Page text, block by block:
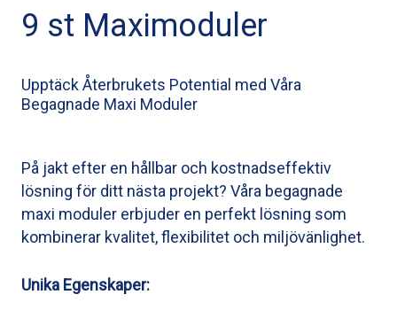
9 st Maximoduler
Upptäck Återbrukets Potential med Våra
Begagnade Maxi Moduler
På jakt efter en hållbar och kostnadseffektiv
lösning för ditt nästa projekt? Våra begagnade
maxi moduler erbjuder en perfekt lösning som
kombinerar kvalitet, flexibilitet och miljövänlighet.
Unika Egenskaper: